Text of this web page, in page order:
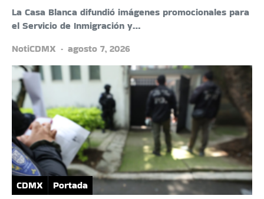
La Casa Blanca difundió imágenes promocionales para
el Servicio de Inmigración y…
NotiCDMX
agosto 7, 2026
CDMX Portada